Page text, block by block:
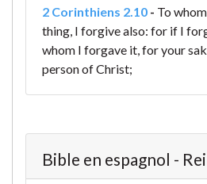
2 Corinthiens 2.10 - To
thing, I forgive also: for if I
whom I forgave it, for your
person of Christ;
Bible en espagnol -